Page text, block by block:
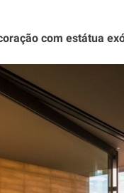
com estátua